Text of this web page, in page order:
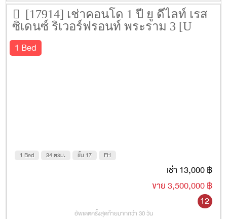
[17914] เช่าคอนโด 1 ปี ยู ดีไลท์ เรส
ซิเดนซ์ ริเวอร์ฟรอนท์ พระราม 3 [U
Delight Residence Riverfront Rama 3]
34 ตรม. ชั้น 17
1 Bed
1 Bed 34 ตรม. ชั้น 17 FH
เช่า 13,000 ฿
ขาย 3,500,000 ฿
12
อัพเดตครั้งสุดท้ายมากกว่า 30 วัน